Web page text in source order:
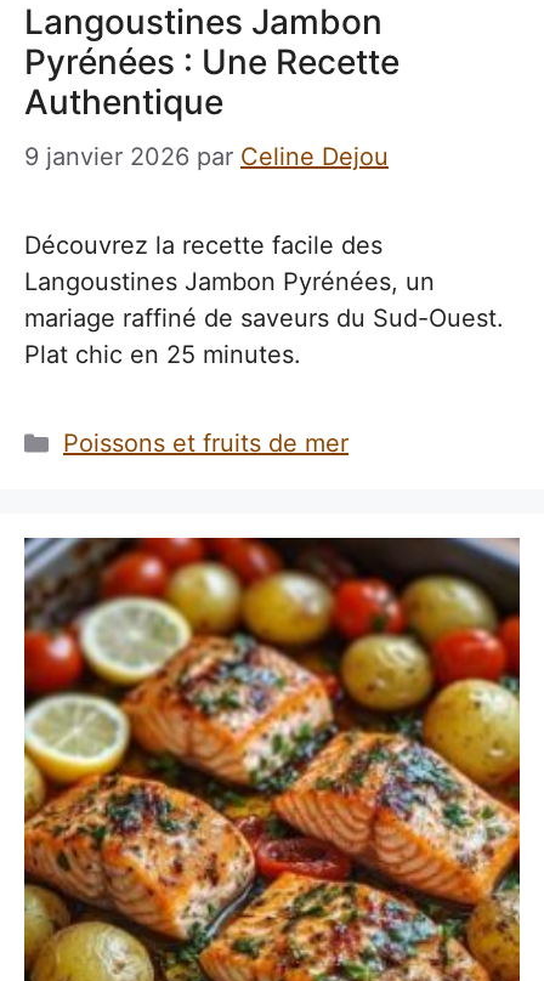
Langoustines Jambon
Pyrénées : Une Recette
Authentique
9 janvier 2026 par Celine Dejou
Découvrez la recette facile des
Langoustines Jambon Pyrénées, un
mariage raffiné de saveurs du Sud-Ouest.
Plat chic en 25 minutes.
Catégories
Poissons et fruits de mer